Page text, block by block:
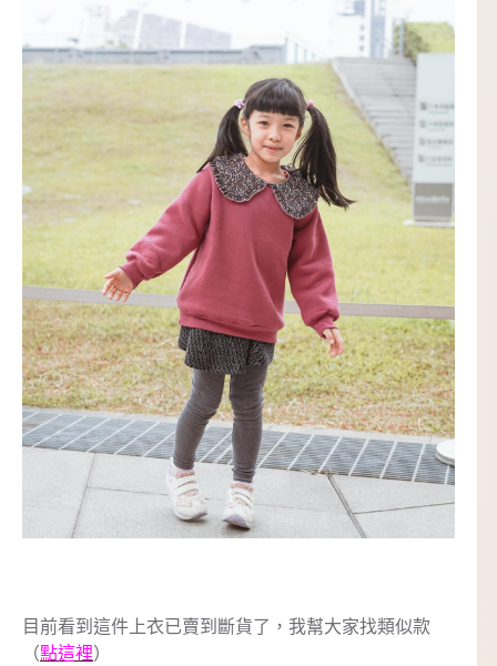
目前看到這件上衣已賣到斷貨了，我幫大家找類似款
（點這裡）